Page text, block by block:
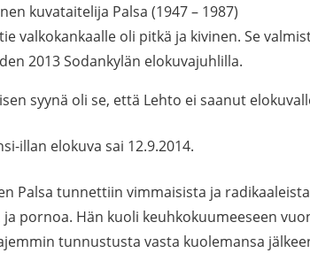
kuvataitelija Palsa (1947 – 1987)
valkokankaalle oli pitkä ja kivinen. Se
2013 Sodankylän elokuvajuhlilla.
syynä oli se, että Lehto ei saanut
illan elokuva sai 12.9.2014.
Palsa tunnettiin vimmaisista ja
pornoa. Hän kuoli keuhkokuumeeseen
tunnustusta vasta kuolemansa